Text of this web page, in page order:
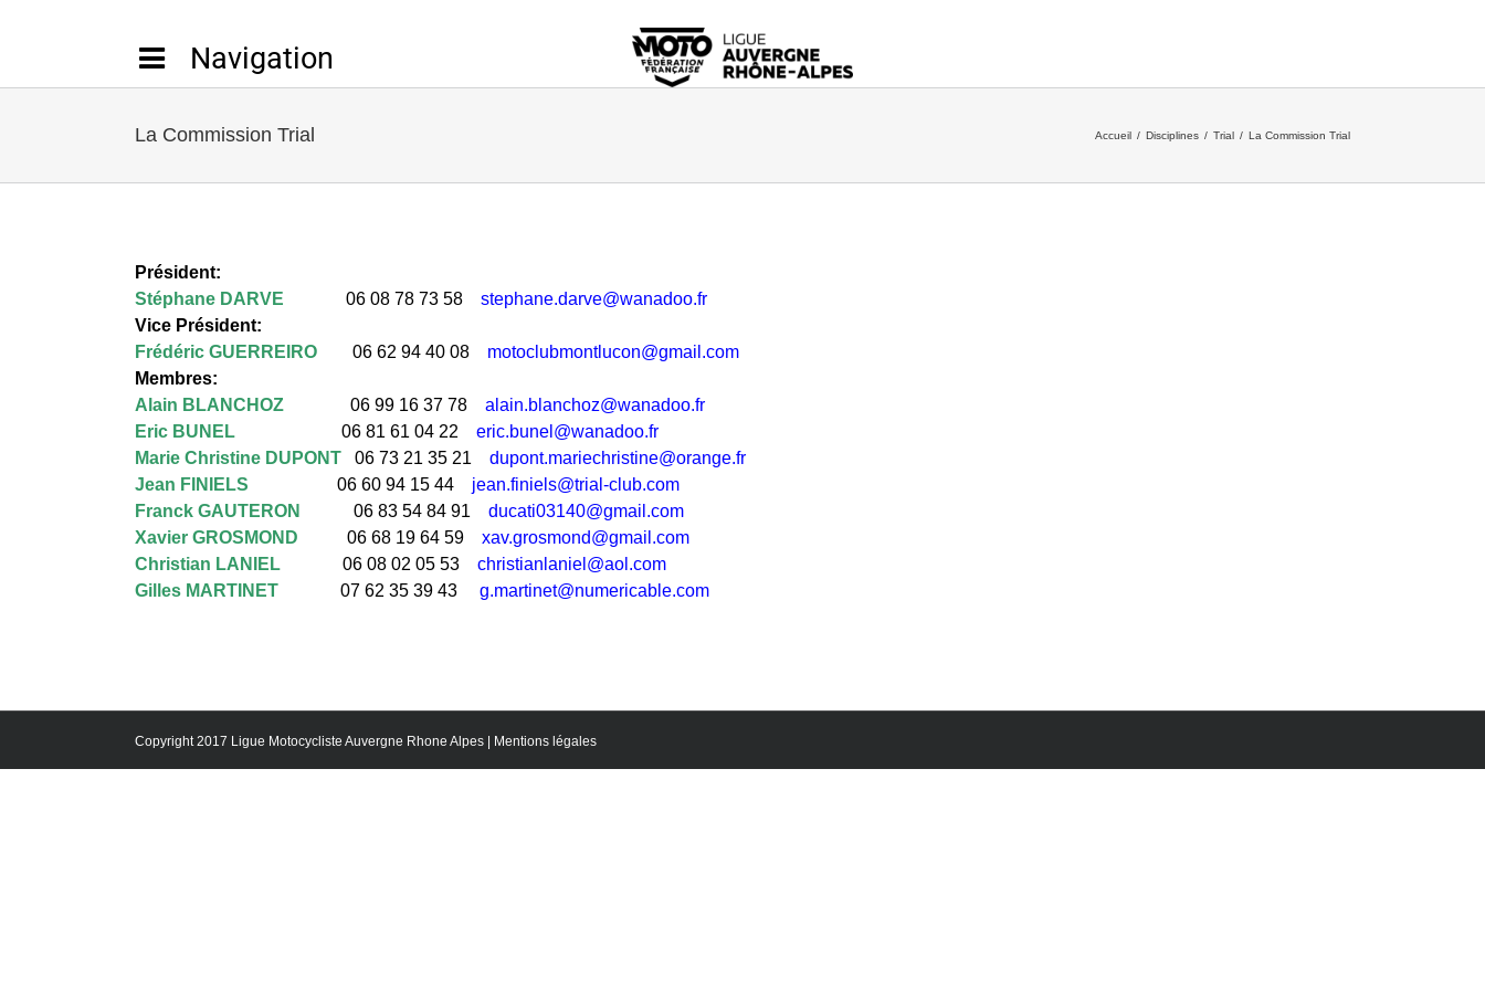
La Commission Trial Accueil / Disciplines / Trial / La Commission Trial
Président:
Stéphane DARVE
             06 08 78 73 58
stephane.darve@wanadoo.fr
Vice
Frédéric GUERREIRO
        06 62 94 40 08
motoclubmontlucon@gmail.com
Membres:
Alain BLANCHOZ
               06 99 16 37 78
alain.blanchoz@wanadoo.fr
Eric BUNEL
                        06 81 61 04 22
eric.bunel@wanadoo.fr
Marie Christine DUPONT
   06 73 21 35 21
dupont.mariechristine@orange.fr
Jean FINIELS
                    06 60 94 15 44
jean.finiels@trial-club.com
Franck GAUTERON
            06 83 54 84 91
ducati03140@gmail.com
Xavier GROSMOND
           06 68 19 64 59
xav.grosmond@gmail.com
Christian LANIEL
              06 08 02 05 53
christianlaniel@aol.com
Gilles MARTINET
              07 62 35 39 43
g.martinet@numericable.com
Copyright 2017 Ligue Motocycliste Auvergne Rhone Alpes | Mentions légales